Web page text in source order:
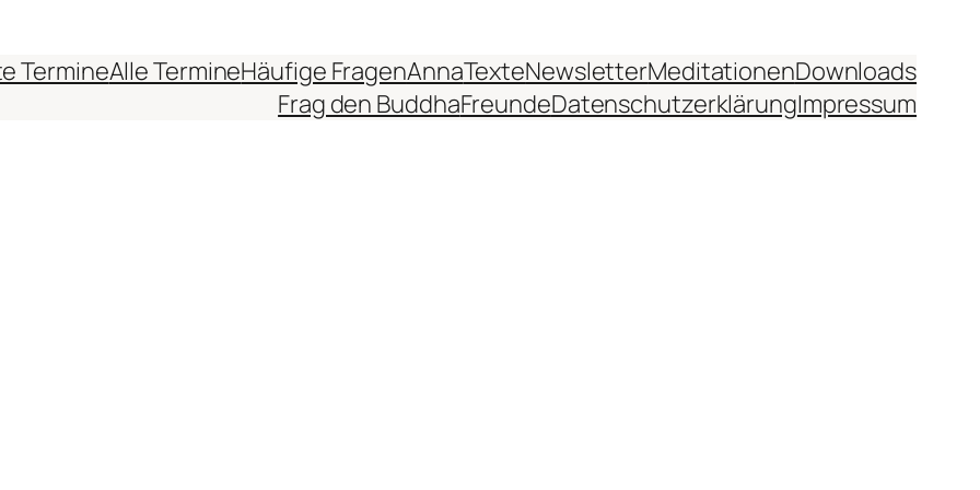
TermineAlle TermineHäufige FragenAnnaTexteNewsletterMeditationenDownloads
Frag den BuddhaFreundeDatenschutzerklärungImpressum